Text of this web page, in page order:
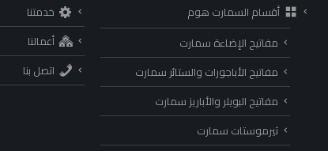
أقسام السمارت هوم
مفاتيح الإضاءة سمارت
مفاتيح الأباجورات والستائر سمارت
مفاتيح البويلر والأباريز سمارت
ثيرموستات سمارت
خدمتنا
أعمالنا
اتصل بنا